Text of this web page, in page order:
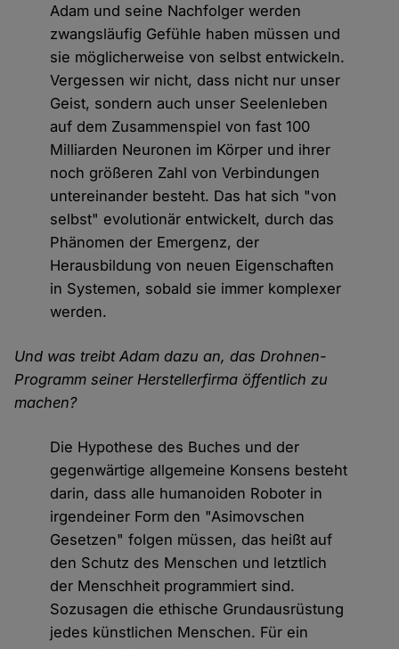
Adam und seine Nachfolger werden
zwangsläufig Gefühle haben müssen und
sie möglicherweise von selbst entwickeln.
Vergessen wir nicht, dass nicht nur unser
Geist, sondern auch unser Seelenleben
auf dem Zusammenspiel von fast 100
Milliarden Neuronen im Körper und ihrer
noch größeren Zahl von Verbindungen
untereinander besteht. Das hat sich "von
selbst" evolutionär entwickelt, durch das
Phänomen der Emergenz, der
Herausbildung von neuen Eigenschaften
in Systemen, sobald sie immer komplexer
werden.
Und was treibt Adam dazu an, das Drohnen-
Programm seiner Herstellerfirma öffentlich zu
machen?
Die Hypothese des Buches und der
gegenwärtige allgemeine Konsens besteht
darin, dass alle humanoiden Roboter in
irgendeiner Form den "Asimovschen
Gesetzen" folgen müssen, das heißt auf
den Schutz des Menschen und letztlich
der Menschheit programmiert sind.
Sozusagen die ethische Grundausrüstung
jedes künstlichen Menschen. Für ein